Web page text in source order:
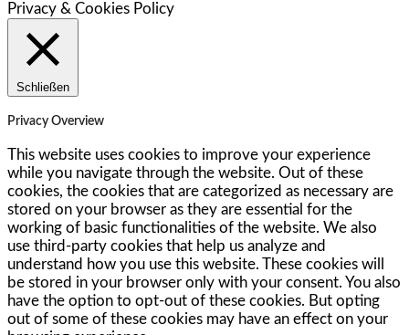
Privacy & Cookies Policy
Schließen
Privacy Overview
This website uses cookies to improve your experience
while you navigate through the website. Out of these
cookies, the cookies that are categorized as necessary are
stored on your browser as they are essential for the
working of basic functionalities of the website. We also
use third-party cookies that help us analyze and
understand how you use this website. These cookies will
be stored in your browser only with your consent. You also
have the option to opt-out of these cookies. But opting
out of some of these cookies may have an effect on your